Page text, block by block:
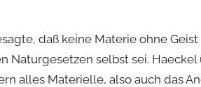
daß keine Materie ohne
Naturgesetzen selbst sei.
alles Materielle, also auch das